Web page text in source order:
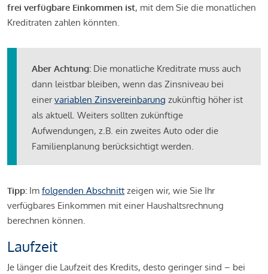
frei verfügbare Einkommen ist, mit dem Sie die monatlichen
Kreditraten zahlen könnten.
Aber Achtung: Die monatliche Kreditrate muss auch
dann leistbar bleiben, wenn das Zinsniveau bei
einervariablen Zinsvereinbarung zukünftig höher ist
als aktuell. Weiters sollten zukünftige
Aufwendungen, z.B. ein zweites Auto oder die
Familienplanung berücksichtigt werden.
Tipp: Im folgenden Abschnitt zeigen wir, wie Sie Ihr
verfügbares Einkommen mit einer Haushaltsrechnung
berechnen können.
Laufzeit
Je länger die Laufzeit des Kredits, desto geringer sind – bei